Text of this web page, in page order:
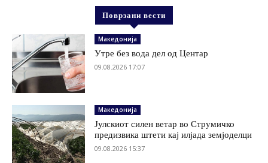
Поврзани вести
Македонија
Утре без вода дел од Центар
09.08.2026 17:07
Македонија
Јулскиот силен ветар во Струмичко
предизвика штети кај илјада земјоделци
09.08.2026 15:37